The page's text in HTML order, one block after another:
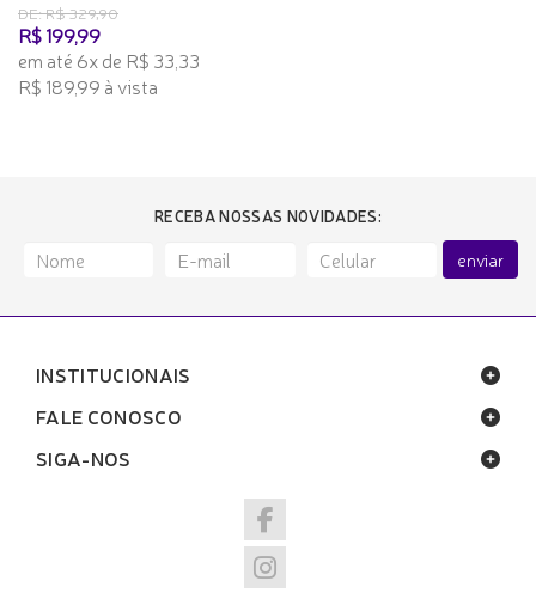
DE: R$ 329,90
R$ 199,99
em até 6x de R$ 33,33
R$ 189,99 à vista
RECEBA NOSSAS NOVIDADES:
enviar
INSTITUCIONAIS
FALE CONOSCO
SIGA-NOS